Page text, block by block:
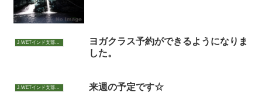
J-WETインド支部～ヨガのこころ～
ヨガクラス予約ができるようになりま
した。
J-WETインド支部～ヨガのこころ～ 来週の予定です☆